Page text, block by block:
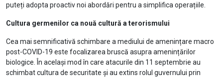
puteți adopta proactiv noi abordări pentru a simplifica operațiile.
Cultura germenilor ca nouă cultură a terorismului
Cea mai semnificativă schimbare a mediului de amenințare macro
post-COVID-19 este focalizarea bruscă asupra amenințărilor
biologice. În același mod în care atacurile din 11 septembrie au
schimbat cultura de securitate și au extins rolul guvernului prin